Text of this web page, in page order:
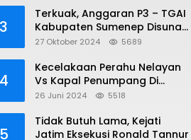
3
Terkuak, Anggaran P3 – TGAI
Kabupaten Sumenep Disunat,
Inisial S ; 35 persen Bagian
27 Oktober 2024 5689
Kecelakaan Perahu Nelayan
Vs Kapal Penumpang Di
Perairan Gili Iyang, 3 Orang
26 Juni 2024 5518
Tidak Butuh Lama, Kejati
Jatim Eksekusi Ronald Tannur